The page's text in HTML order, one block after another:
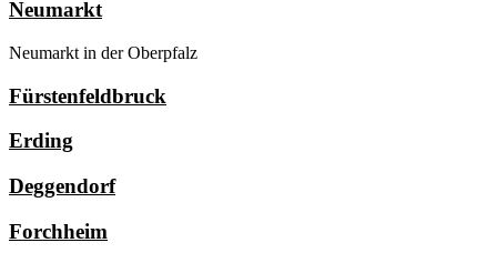
Neumarkt
Neumarkt in der Oberpfalz
Fürstenfeldbruck
Erding
Deggendorf
Forchheim